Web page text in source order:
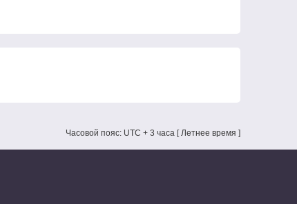
Часовой пояс: UTC + 3 часа [ Летнее время ]